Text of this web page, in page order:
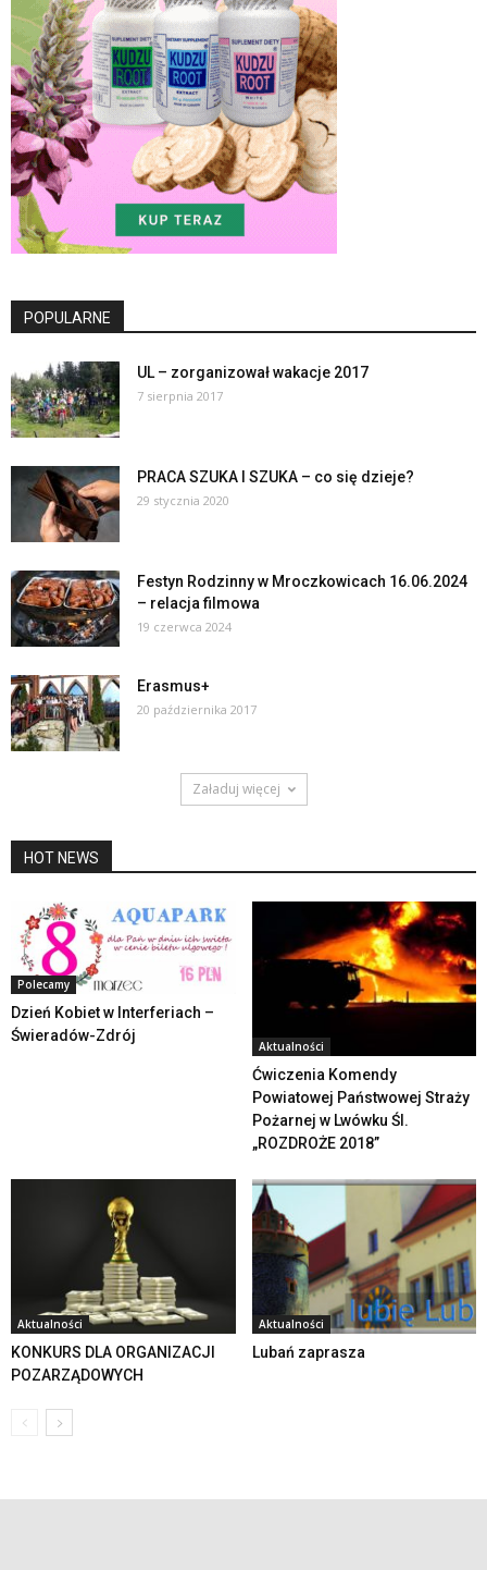
POPULARNE
UL – zorganizował wakacje 2017
7 sierpnia 2017
PRACA SZUKA I SZUKA – co się dzieje?
29 stycznia 2020
Festyn Rodzinny w Mroczkowicach 16.06.2024
– relacja filmowa
19 czerwca 2024
Erasmus+
20 października 2017
Załaduj więcej
HOT NEWS
Polecamy
Dzień Kobiet w Interferiach –
Świeradów-Zdrój
Aktualności
Ćwiczenia Komendy
Powiatowej Państwowej Straży
Pożarnej w Lwówku Śl.
„ROZDROŻE 2018”
Aktualności
KONKURS DLA ORGANIZACJI
POZARZĄDOWYCH
Aktualności
Lubań zaprasza